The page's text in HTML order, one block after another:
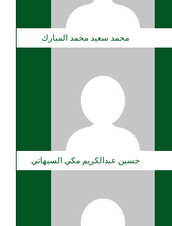
محمد سعيد محمد المبارك
حسين عبدالكريم مكي السيهاتي